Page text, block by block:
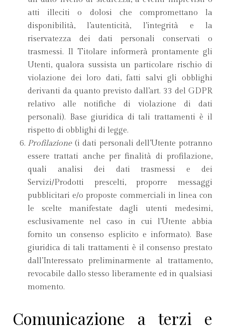
atti illeciti o dolosi che compromettano la
disponibilità, l’autenticità, l’integrità e la
riservatezza dei dati personali conservati o
trasmessi. Il Titolare informerà prontamente gli
Utenti, qualora sussista un particolare rischio di
violazione dei loro dati, fatti salvi gli obblighi
derivanti da quanto previsto dall’art. 33 del GDPR
relativo alle notifiche di violazione di dati
personali). Base giuridica di tali trattamenti è il
rispetto di obblighi di legge.
Profilazione (i dati personali dell’Utente potranno
essere trattati anche per finalità di profilazione,
quali analisi dei dati trasmessi e dei
Servizi/Prodotti prescelti, proporre messaggi
pubblicitari e/o proposte commerciali in linea con
le scelte manifestate dagli utenti medesimi,
esclusivamente nel caso in cui l’Utente abbia
fornito un consenso esplicito e informato). Base
giuridica di tali trattamenti è il consenso prestato
dall’Interessato preliminarmente al trattamento,
revocabile dallo stesso liberamente ed in qualsiasi
momento.
Comunicazione a terzi e